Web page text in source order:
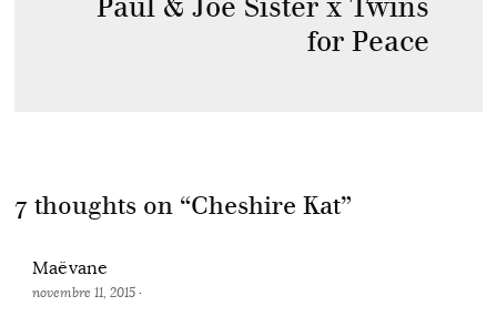
Paul & Joe Sister x Twins
for Peace
7 thoughts on “Cheshire Kat”
Maëvane
novembre 11, 2015·